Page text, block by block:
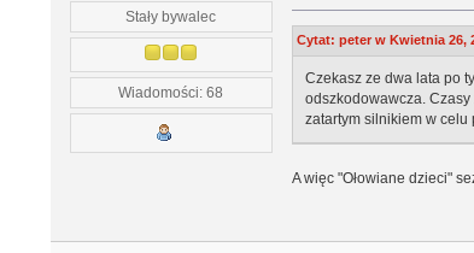
Stały bywalec
Wiadomości: 68
Cytat: peter w Kwietnia 26,
Czekasz ze dwa lata po
odszkodowawcza. Czasy
zatartym silnikiem w celu
A więc "Ołowiane dzieci"